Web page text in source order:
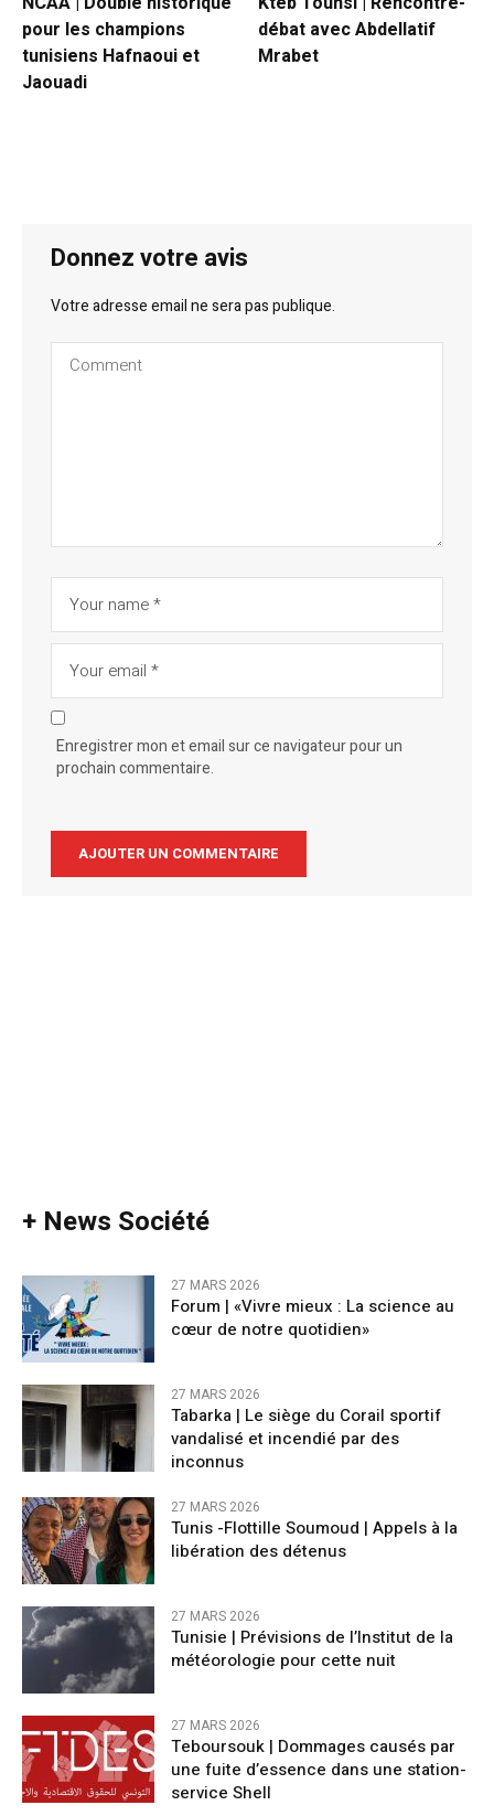
pour les champions
tunisiens Hafnaoui et
Jaouadi
débat avec Abdellatif
Mrabet
Donnez votre avis
Votre adresse email ne sera pas publique.
Enregistrer mon et email sur ce navigateur pour un
prochain commentaire.
+ News Société
27 MARS 2026
Forum | «Vivre mieux : La science au
cœur de notre quotidien»
27 MARS 2026
Tabarka | Le siège du Corail sportif
vandalisé et incendié par des
inconnus
27 MARS 2026
Tunis -Flottille Soumoud | Appels à la
libération des détenus
27 MARS 2026
Tunisie | Prévisions de l’Institut de la
météorologie pour cette nuit
27 MARS 2026
Teboursouk | Dommages causés par
une fuite d’essence dans une station-
service Shell